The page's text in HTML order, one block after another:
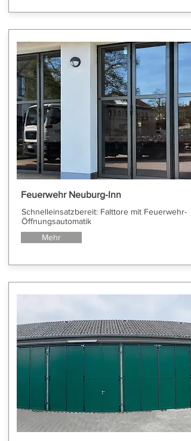
Schnelleinsatzbereit: Falttore mit Feuerwehr-
Öffnungsautomatik
Feuerwehr Neuburg-Inn
Mehr